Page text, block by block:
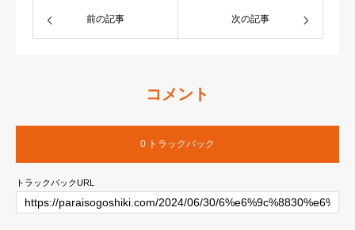
前の記事 次の記事
コメント
0 トラックバック
トラックバックURL